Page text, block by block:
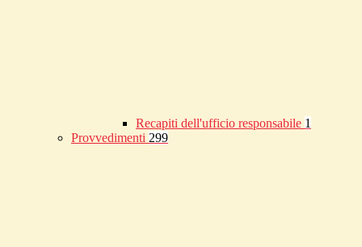
Recapiti dell'ufficio responsabile 1
Provvedimenti 299